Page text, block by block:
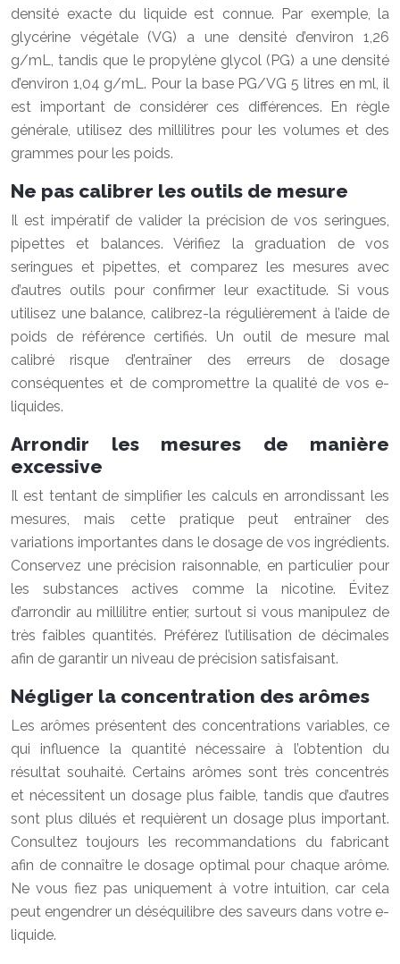
densité exacte du liquide est connue. Par exemple, la
glycérine végétale (VG) a une densité d’environ 1,26
g/mL, tandis que le propylène glycol (PG) a une densité
d’environ 1,04 g/mL. Pour la base PG/VG 5 litres en ml, il
est important de considérer ces différences. En règle
générale, utilisez des millilitres pour les volumes et des
grammes pour les poids.
Ne pas calibrer les outils de mesure
Il est impératif de valider la précision de vos seringues,
pipettes et balances. Vérifiez la graduation de vos
seringues et pipettes, et comparez les mesures avec
d’autres outils pour confirmer leur exactitude. Si vous
utilisez une balance, calibrez-la régulièrement à l’aide de
poids de référence certifiés. Un outil de mesure mal
calibré risque d’entraîner des erreurs de dosage
conséquentes et de compromettre la qualité de vos e-
liquides.
Arrondir les mesures de manière
excessive
Il est tentant de simplifier les calculs en arrondissant les
mesures, mais cette pratique peut entraîner des
variations importantes dans le dosage de vos ingrédients.
Conservez une précision raisonnable, en particulier pour
les substances actives comme la nicotine. Évitez
d’arrondir au millilitre entier, surtout si vous manipulez de
très faibles quantités. Préférez l’utilisation de décimales
afin de garantir un niveau de précision satisfaisant.
Négliger la concentration des arômes
Les arômes présentent des concentrations variables, ce
qui influence la quantité nécessaire à l’obtention du
résultat souhaité. Certains arômes sont très concentrés
et nécessitent un dosage plus faible, tandis que d’autres
sont plus dilués et requièrent un dosage plus important.
Consultez toujours les recommandations du fabricant
afin de connaître le dosage optimal pour chaque arôme.
Ne vous fiez pas uniquement à votre intuition, car cela
peut engendrer un déséquilibre des saveurs dans votre e-
liquide.